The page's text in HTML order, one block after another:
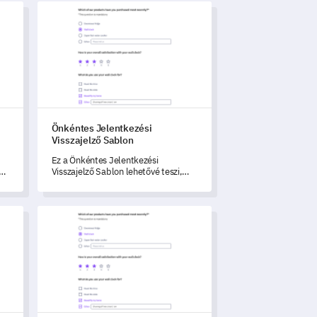
MintájaÖnkéntes Jelentkezési Visszajelző Sablon
Önkéntes Jelentkezési
Visszajelző Sablon
Ez a Önkéntes Jelentkezési
Visszajelző Sablon lehetővé teszi,
szervezete önkéntes jelentkezési
Minta
Beteg Hozzáférés az Egészségügyi Szolgáltatásokhoz